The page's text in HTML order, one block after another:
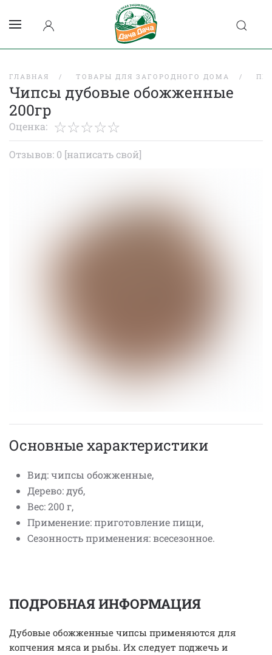
ГЛАВНАЯ ТОВАРЫ ДЛЯ ЗАГОРОДНОГО ДОМА
Чипсы дубовые обожженные
200гр
Оценка:
Отзывов: 0 [написать свой]
Основные характеристики
Вид: чипсы обожженные,
Дерево: дуб,
Вес: 200 г,
Применение: приготовление пищи,
Сезонность применения: всесезонное.
ПОДРОБНАЯ ИНФОРМАЦИЯ
Дубовые обожженные чипсы применяются для
копчения мяса и рыбы. Их следует поджечь и